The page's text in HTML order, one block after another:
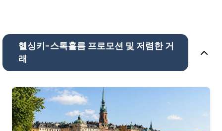
헬싱키-스톡홀름 프로모션 및 저렴한 거
래